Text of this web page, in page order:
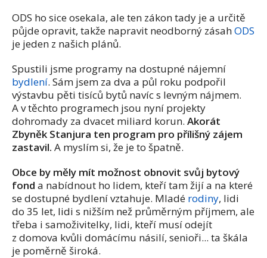
ODS ho sice osekala, ale ten zákon tady je a určitě
půjde opravit, takže napravit neodborný zásahODS
je jeden z našich plánů.
Spustili jsme programy na dostupné nájemní
bydlení. Sám jsem za dva a půl roku podpořil
výstavbu pěti tisíců bytů navíc s levným nájmem.
A v těchto programech jsou nyní projekty
dohromady za dvacet miliard korun. Akorát
Zbyněk Stanjura ten program pro přílišný zájem
zastavil. A myslím si, že je to špatně.
Obce by měly mít možnost obnovit svůj bytový
fond a nabídnout ho lidem, kteří tam žijí a na které
se dostupné bydlení vztahuje. Mladé rodiny, lidi
do 35 let, lidi s nižším než průměrným příjmem, ale
třeba i samoživitelky, lidi, kteří musí odejít
z domova kvůli domácímu násilí, senioři... ta škála
je poměrně široká.